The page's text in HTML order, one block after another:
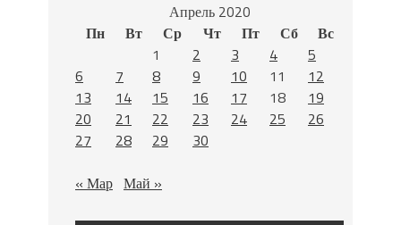
Апрель 2020
Пн
Вт Ср Чт Пт Сб
Вс
1
2 3 4
5
6
7 8 9 10 11
12
13
14 15 16 17 18
19
20
21 22 23 24 25
26
27
28 29
30
« Мар Май »